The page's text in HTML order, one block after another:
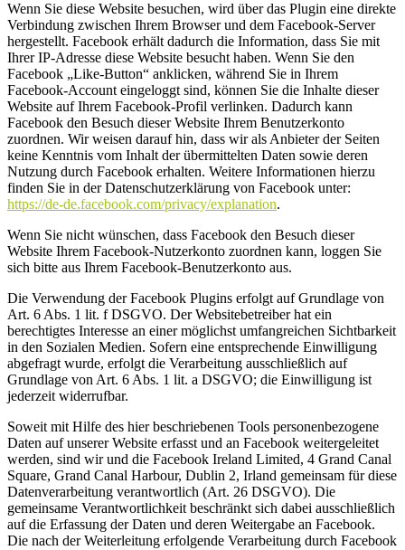
Wenn Sie diese Website besuchen, wird über das Plugin eine direkte
Verbindung zwischen Ihrem Browser und dem Facebook-Server
hergestellt. Facebook erhält dadurch die Information, dass Sie mit
Ihrer IP-Adresse diese Website besucht haben. Wenn Sie den
Facebook „Like-Button“ anklicken, während Sie in Ihrem
Facebook-Account eingeloggt sind, können Sie die Inhalte dieser
Website auf Ihrem Facebook-Profil verlinken. Dadurch kann
Facebook den Besuch dieser Website Ihrem Benutzerkonto
zuordnen. Wir weisen darauf hin, dass wir als Anbieter der Seiten
keine Kenntnis vom Inhalt der übermittelten Daten sowie deren
Nutzung durch Facebook erhalten. Weitere Informationen hierzu
finden Sie in der Datenschutzerklärung von Facebook unter:
https://de-de.facebook.com/privacy/explanation.
Wenn Sie nicht wünschen, dass Facebook den Besuch dieser
Website Ihrem Facebook-Nutzerkonto zuordnen kann, loggen Sie
sich bitte aus Ihrem Facebook-Benutzerkonto aus.
Die Verwendung der Facebook Plugins erfolgt auf Grundlage von
Art. 6 Abs. 1 lit. f DSGVO. Der Websitebetreiber hat ein
berechtigtes Interesse an einer möglichst umfangreichen Sichtbarkeit
in den Sozialen Medien. Sofern eine entsprechende Einwilligung
abgefragt wurde, erfolgt die Verarbeitung ausschließlich auf
Grundlage von Art. 6 Abs. 1 lit. a DSGVO; die Einwilligung ist
jederzeit widerrufbar.
Soweit mit Hilfe des hier beschriebenen Tools personenbezogene
Daten auf unserer Website erfasst und an Facebook weitergeleitet
werden, sind wir und die Facebook Ireland Limited, 4 Grand Canal
Square, Grand Canal Harbour, Dublin 2, Irland gemeinsam für diese
Datenverarbeitung verantwortlich (Art. 26 DSGVO). Die
gemeinsame Verantwortlichkeit beschränkt sich dabei ausschließlich
auf die Erfassung der Daten und deren Weitergabe an Facebook.
Die nach der Weiterleitung erfolgende Verarbeitung durch Facebook